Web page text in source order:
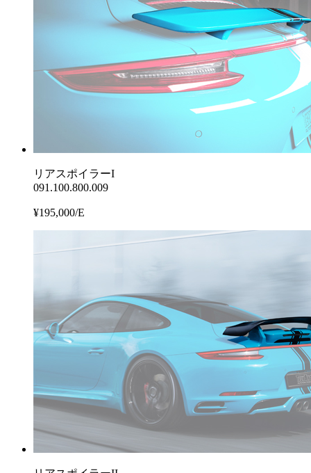
リアスポイラーI
091.100.800.009
¥195,000/E